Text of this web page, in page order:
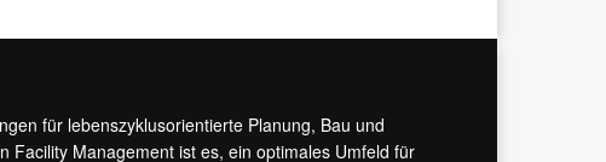
für lebenszyklusorientierte Planung, Bau und
Facility Management ist es, ein optimales Umfeld für